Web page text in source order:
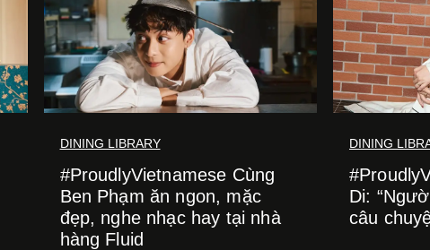
DINING LIBRARY
#ProudlyVietnamese Cùng
Ben Phạm ăn ngon, mặc
đẹp, nghe nhạc hay tại nhà
hàng Fluid
DINING
Di:
câu